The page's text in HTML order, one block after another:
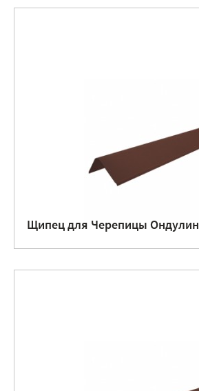
Щипец для Черепицы Ондулин